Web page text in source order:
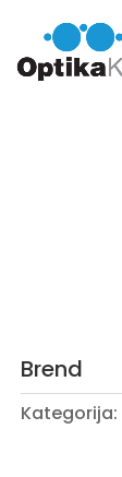
Brend
Kategorija: